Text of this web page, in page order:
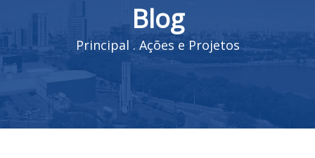
Blog
Principal . Ações e Projetos